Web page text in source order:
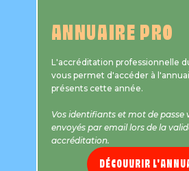
ANNUAIRE PRO
L'accréditation professionnelle
vous permet d'accéder à
présents cette année.
Vos identifiants et mot de passe
envoyés par email lors de la
accréditation.
DÉCOUVRIR